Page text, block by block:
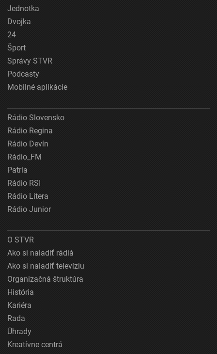
Jednotka
Dvojka
24
Šport
Správy STVR
Podcasty
Mobilné aplikácie
Rádio Slovensko
Rádio Regina
Rádio Devín
Rádio_FM
Patria
Rádio RSI
Rádio Litera
Rádio Junior
O STVR
Ako si naladiť rádiá
Ako si naladiť televíziu
Organizačná štruktúra
História
Kariéra
Rada
Úhrady
Kreatívne centrá